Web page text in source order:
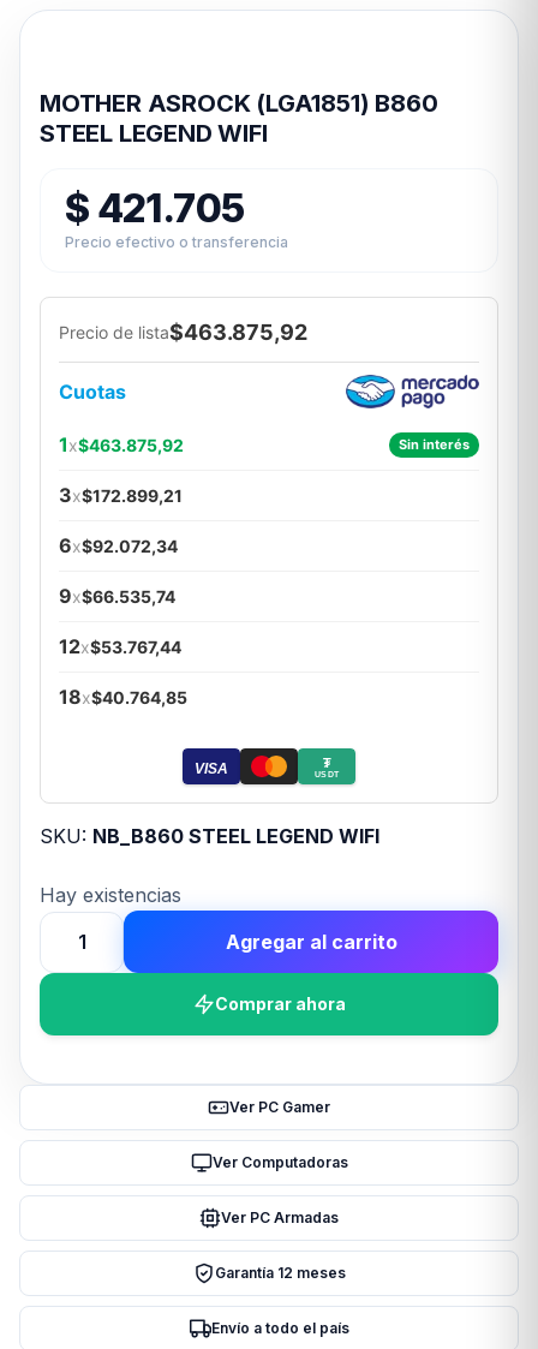
MOTHER ASROCK (LGA1851) B860
STEEL LEGEND WIFI
$ 421.705
Precio efectivo o transferencia
Precio de lista$463.875,92
Cuotas
1x$463.875,92 Sin interés
3x$172.899,21
6x$92.072,34
9x$66.535,74
12x$53.767,44
18x$40.764,85
VISA ₮
USDT
SKU: NB_B860 STEEL LEGEND WIFI
Hay existencias
MOTHER
ASROCK
WIFI
Agregar al carrito
Comprar ahora
Ver PC Gamer
Ver Computadoras
Ver PC Armadas
Garantía 12 meses
Envío a todo el país